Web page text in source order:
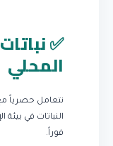
✅
المحلي
نتعامل حصرياً
النباتات في
فوراً.